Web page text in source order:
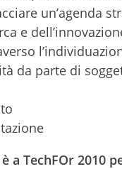
un’agenda
e
da parte di
a TechFOr 2010